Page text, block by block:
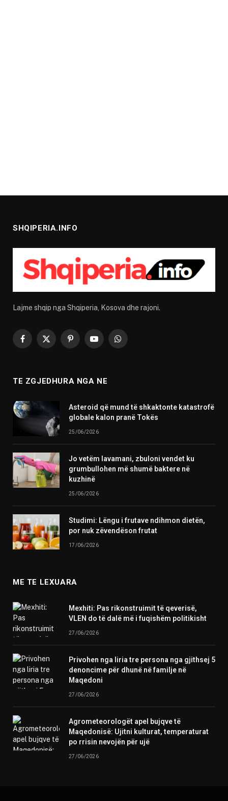
SHQIPERIA.INFO
Lajme shqip nga Shqiperia, Kosova dhe rajoni.
Facebook
X
PinterestYouTubeWhatsApp
TE ZGJEDHURA NGA NE
Asteroid që mund të shkaktonte katastrofë
globale kalon pranë Tokës
25/06/2026
Jo vetëm lavamani, zbuloni vendet ku
grumbullohen më shumë baktere në
kuzhinë
25/06/2026
Studimi: Lëngu i frutave ndihmon dietën,
por nuk zëvendëson frutat
17/06/2026
ME TE LEXUARA
Mexhiti: Pas rikonstruimit të qeverisë,
VLEN do të dalë më i fuqishëm politikisht
27/06/2026
Privohen nga liria tre persona nga gjithsej 5
denoncime për dhunë në familje në
Maqedoni
27/06/2026
Agrometeorologët apel bujqve të
Maqedonisë: Ujitni kulturat, temperaturat
po rrisin nevojën për ujë
27/06/2026